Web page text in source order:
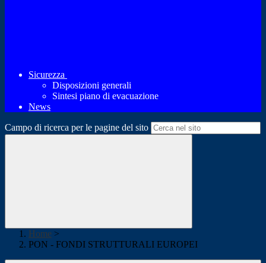
Sicurezza
Disposizioni generali
Sintesi piano di evacuazione
News
Campo di ricerca per le pagine del sito
Home >
PON - FONDI STRUTTURALI EUROPEI